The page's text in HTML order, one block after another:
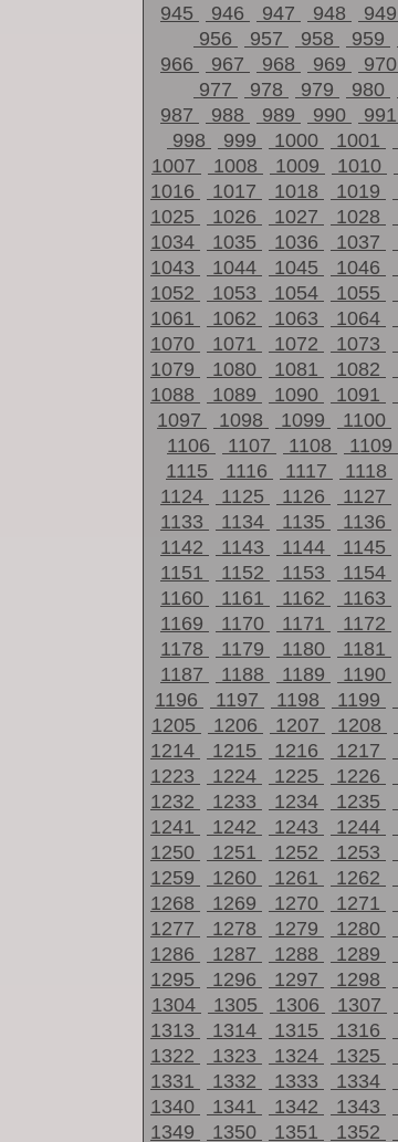
945
946 947 948 949
956
957 958 959
966
967 968 969 970
977
978 979 980
987
988 989 990 991
998
999 1000 1001
1007
1008 1009 1010
1016
1017 1018 1019
1025
1026 1027 1028
1034
1035 1036 1037
1043
1044 1045 1046
1052
1053 1054 1055
1061
1062 1063 1064
1070
1071 1072 1073
1079
1080 1081 1082
1088
1089 1090 1091
1097
1098 1099 1100
1106
1107 1108 1109
1115
1116 1117 1118
1124
1125 1126 1127
1133
1134 1135 1136
1142
1143 1144 1145
1151
1152 1153 1154
1160
1161 1162 1163
1169
1170 1171 1172
1178
1179 1180 1181
1187
1188 1189 1190
1196
1197 1198 1199
1205
1206 1207 1208
1214
1215 1216 1217
1223
1224 1225 1226
1232
1233 1234 1235
1241
1242 1243 1244
1250
1251 1252 1253
1259
1260 1261 1262
1268
1269 1270 1271
1277
1278 1279 1280
1286
1287 1288 1289
1295
1296 1297 1298
1304
1305 1306 1307
1313
1314 1315 1316
1322
1323 1324 1325
1331
1332 1333 1334
1340
1341 1342 1343
1349
1350 1351 1352